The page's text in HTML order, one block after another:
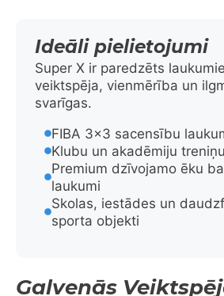
Ideāli pielietojumi
Super X ir paredzēts
veiktspēja, vienmērība un
svarīgas.
FIBA 3×3 sacensību
Klubu un akadēmiju
Premium dzīvojamo ēku
laukumi
Skolas, iestādes un
sporta objekti
Galvenās